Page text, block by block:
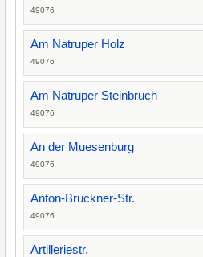
49076
Am Natruper Holz
49076
Am Natruper Steinbruch
49076
An der Muesenburg
49076
Anton-Bruckner-Str.
49076
Artilleriestr.